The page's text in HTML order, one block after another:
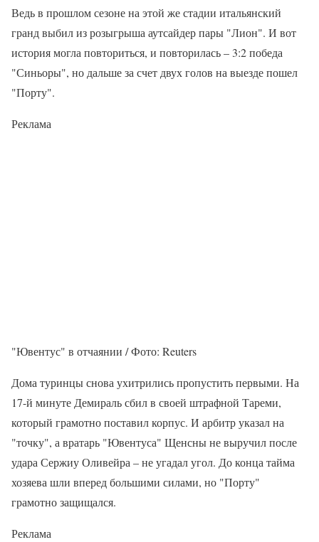
Ведь в прошлом сезоне на этой же стадии итальянский
гранд выбил из розыгрыша аутсайдер пары "Лион". И вот
история могла повториться, и повторилась – 3:2 победа
"Синьоры", но дальше за счет двух голов на выезде пошел
"Порту".
Реклама
"Ювентус" в отчаянии / Фото: Reuters
Дома туринцы снова ухитрились пропустить первыми. На
17-й минуте Демираль сбил в своей штрафной Тареми,
который грамотно поставил корпус. И арбитр указал на
"точку", а вратарь "Ювентуса" Щенсны не выручил после
удара Сержиу Оливейра – не угадал угол. До конца тайма
хозяева шли вперед большими силами, но "Порту"
грамотно защищался.
Реклама